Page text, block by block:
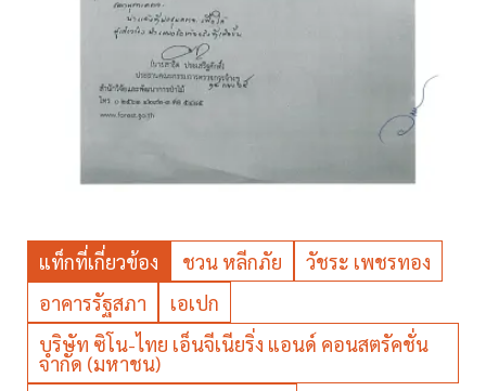
แท็กที่เกี่ยวข้อง ชวน หลีกภัย
วัชระ เพชรทอง
อาคารรัฐสภา
เอเปก
บริษัท ซิโน-ไทย เอ็นจีเนียริ่ง แอนด์ คอนสตรัคชั่น
จำกัด (มหาชน)